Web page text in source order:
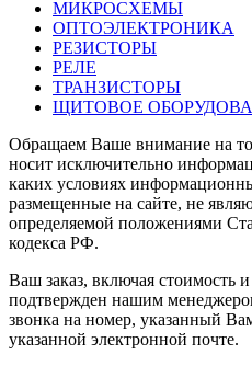
МИКРОСХЕМЫ
ОПТОЭЛЕКТРОНИКА
РЕЗИСТОРЫ
РЕЛЕ
ТРАНЗИСТОРЫ
ЩИТОВОЕ
Обращаем Ваше внимание на
носит исключительно
каких условиях
размещенные на сайте, не
определяемой положениями
кодекса РФ.
Ваш заказ, включая стоимость
подтвержден нашим
звонка на номер, указанный
указанной электронной почте.